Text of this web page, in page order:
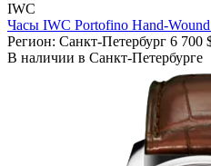
IWC
Часы IWC Portofino Hand-
Регион: Санкт-Петербург 6 700
В наличии в Санкт-Петербурге